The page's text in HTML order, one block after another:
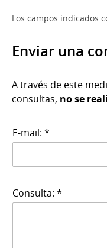
Los campos indicados
Enviar una
A través de este
consultas, no se
E-mail: *
Consulta: *